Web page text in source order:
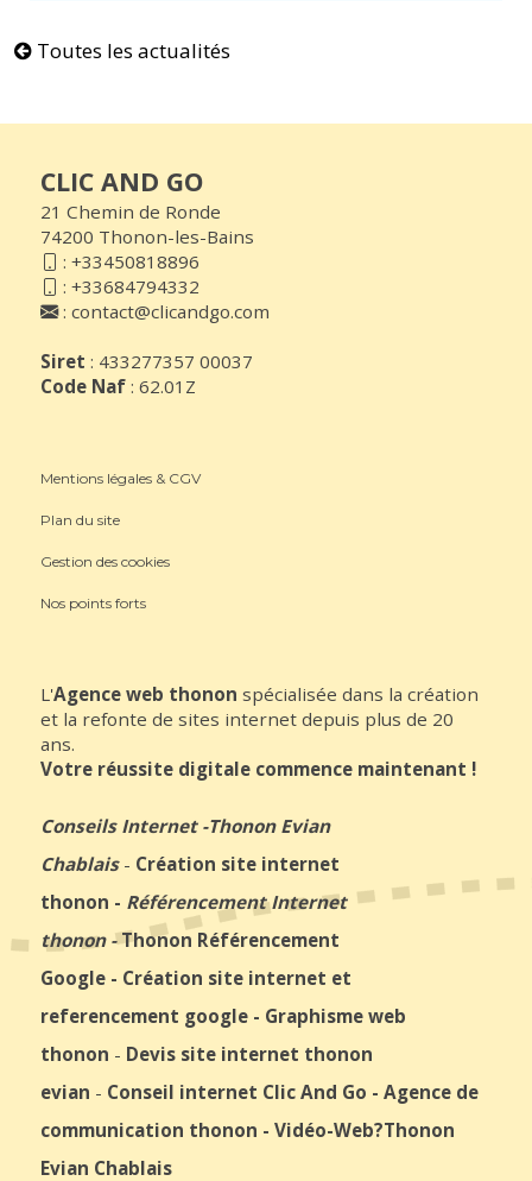
Toutes les actualités
CLIC AND GO
21 Chemin de Ronde
74200 Thonon-les-Bains
: +33450818896
: +33684794332
: contact@clicandgo.com
Siret : 433277357 00037
Code Naf : 62.01Z
Mentions légales & CGV
Plan du site
Gestion des cookies
Nos points forts
L'Agence web thonon spécialisée dans la création
et la refonte de sites internet depuis plus de 20
ans.
Votre réussite digitale commence maintenant !
Conseils Internet-Thonon Evian
Chablais- Création site internet
thonon - Référencement Internet
thonon-Thonon Référencement
Google - Création site internet et
referencement google - Graphisme web
thonon - Devis site internet thonon
evian - Conseil internet Clic And Go - Agence de
communication thonon - Vidéo-Web?Thonon
Evian Chablais